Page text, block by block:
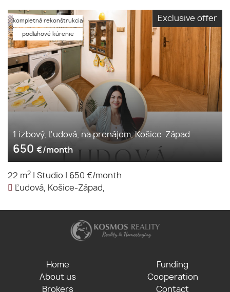
Exclusive offer
kompletná rekonštrukcia
podlahové kúrenie
1 izbový, Ľudová, na prenájom, Košice-Západ
650 €/month
22 m2 Studio
650 €/month
Ľudová, Košice-Západ,
Home
About us
Brokers
Funding
Cooperation
Contact